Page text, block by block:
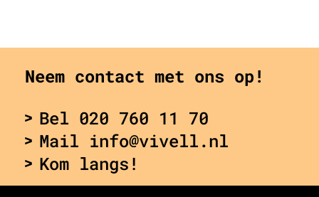
Neem contact met ons op!
Bel 020 760 11 70
Mail info@vivell.nl
Kom langs!